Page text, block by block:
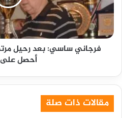
منصور
عن
الزمالك
لم
أحصلفرجاني ساسي: بعد رحيل
أحصل
مقالات ذات صلة